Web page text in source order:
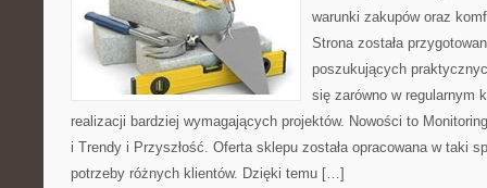
warunki zakupów oraz
Strona została
poszukujących
się zarówno w regularnym
realizacji bardziej wymagających projektów. Nowości to
i Trendy i Przyszłość. Oferta sklepu została opracowana w taki
potrzeby różnych klientów. Dzięki temu […]